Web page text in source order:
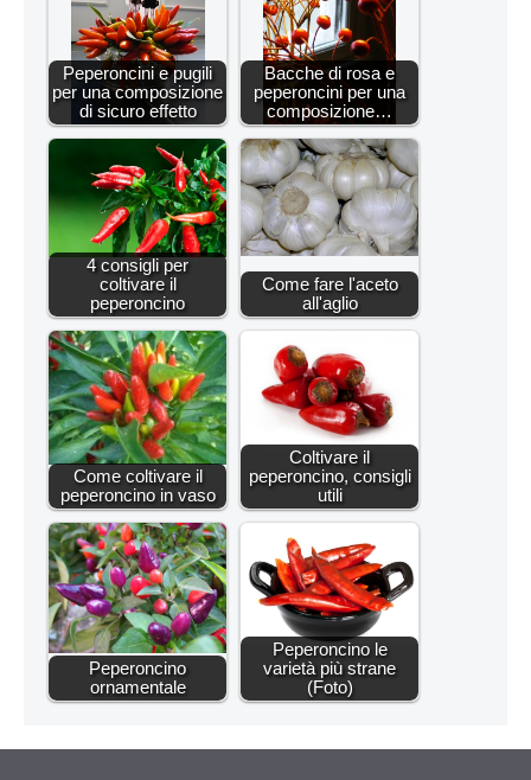
Peperoncini e pugili
per una composizione
di sicuro effetto
Bacche di rosa e
peperoncini per una
composizione…
4 consigli per
coltivare il
peperoncino
Come fare l'aceto
all'aglio
Come coltivare il
peperoncino in vaso
Coltivare il
peperoncino, consigli
utili
Peperoncino
ornamentale
Peperoncino le
varietà più strane
(Foto)